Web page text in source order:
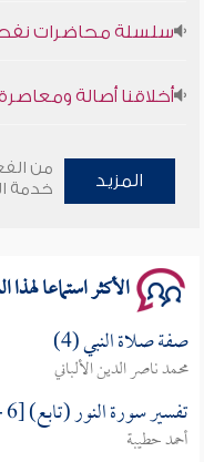
سلسلة محاضرات نفحات
المزيد
من
خدمة
الأكثر استماعا لهذا
صفة صلاة النبي (4)
محمد ناصر الدين الألباني
تفسير سورة النور (تابع) [6 - 10]
أحمد حطيبة